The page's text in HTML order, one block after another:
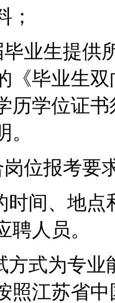
；
业生提供
《毕业生
历学位证
位报考要
时间、地
聘人员。
方式为专
照江苏省